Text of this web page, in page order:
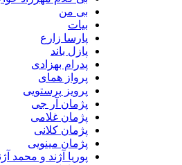
پارسا زارع
پازل باند
پدرام بهزادی
پرواز همای
پرویز پرستویی
پژمان آر جی
پژمان غلامی
پژمان کلانی
پژمان مینویی
پوریا آژند و محمد آژند